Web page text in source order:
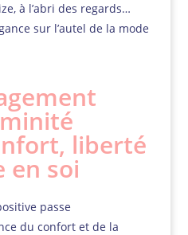
à l’abri des regards…
sur l’autel de la mode
liberté
en soi
passe
du confort et de la